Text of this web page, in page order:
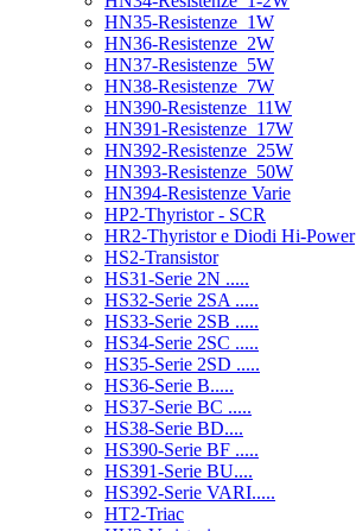
HN35-Resistenze_1W
HN36-Resistenze_2W
HN37-Resistenze_5W
HN38-Resistenze_7W
HN390-Resistenze_11W
HN391-Resistenze_17W
HN392-Resistenze_25W
HN393-Resistenze_50W
HN394-Resistenze Varie
HP2-Thyristor - SCR
HR2-Thyristor e Diodi Hi-Power
HS2-Transistor
HS31-Serie 2N .....
HS32-Serie 2SA .....
HS33-Serie 2SB .....
HS34-Serie 2SC .....
HS35-Serie 2SD .....
HS36-Serie B.....
HS37-Serie BC .....
HS38-Serie BD....
HS390-Serie BF .....
HS391-Serie BU....
HS392-Serie VARI.....
HT2-Triac